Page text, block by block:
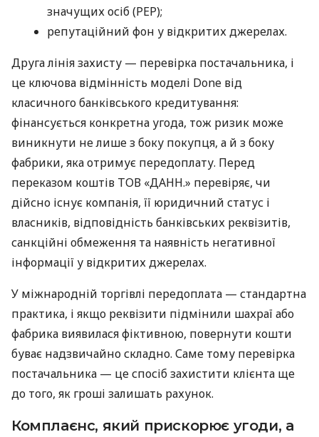
значущих осіб (PEP);
репутаційний фон у відкритих джерелах.
Друга лінія захисту — перевірка постачальника, і
це ключова відмінність моделі Done від
класичного банківського кредитування:
фінансується конкретна угода, тож ризик може
виникнути не лише з боку покупця, а й з боку
фабрики, яка отримує передоплату. Перед
переказом коштів ТОВ «ДАНН.» перевіряє, чи
дійсно існує компанія, її юридичний статус і
власників, відповідність банківських реквізитів,
санкційні обмеження та наявність негативної
інформації у відкритих джерелах.
У міжнародній торгівлі передоплата — стандартна
практика, і якщо реквізити підмінили шахраї або
фабрика виявилася фіктивною, повернути кошти
буває надзвичайно складно. Саме тому перевірка
постачальника — це спосіб захистити клієнта ще
до того, як гроші залишать рахунок.
Комплаєнс, який прискорює угоди, а